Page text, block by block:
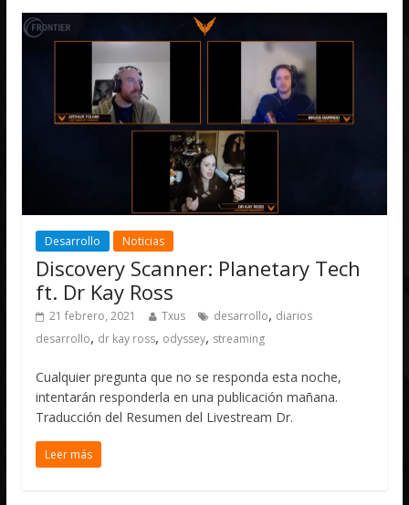
Desarrollo Noticias
Discovery Scanner: Planetary Tech
ft. Dr Kay Ross
21 febrero, 2021 Txus desarrollo, diarios
desarrollo, dr kay ross, odyssey, streaming
Cualquier pregunta que no se responda esta noche,
intentarán responderla en una publicación mañana.
Traducción del Resumen del Livestream Dr.
Leer más